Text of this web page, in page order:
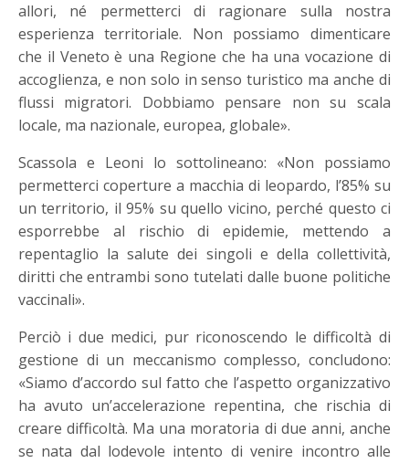
allori, né permetterci di ragionare sulla nostra
esperienza territoriale. Non possiamo dimenticare
che il Veneto è una Regione che ha una vocazione di
accoglienza, e non solo in senso turistico ma anche di
flussi migratori. Dobbiamo pensare non su scala
locale, ma nazionale, europea, globale».
Scassola e Leoni lo sottolineano: «Non possiamo
permetterci coperture a macchia di leopardo, l’85% su
un territorio, il 95% su quello vicino, perché questo ci
esporrebbe al rischio di epidemie, mettendo a
repentaglio la salute dei singoli e della collettività,
diritti che entrambi sono tutelati dalle buone politiche
vaccinali».
Perciò i due medici, pur riconoscendo le difficoltà di
gestione di un meccanismo complesso, concludono:
«Siamo d’accordo sul fatto che l’aspetto organizzativo
ha avuto un’accelerazione repentina, che rischia di
creare difficoltà. Ma una moratoria di due anni, anche
se nata dal lodevole intento di venire incontro alle